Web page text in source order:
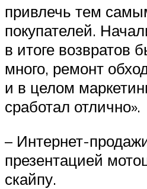
привлечь тем
покупателей.
в итоге возвратов
много, ремонт
и в целом
сработал отлично».
– Интернет-
презентацией
скайпу.